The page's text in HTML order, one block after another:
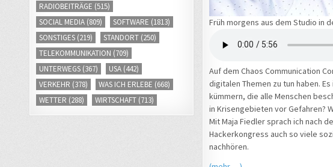
Früh morgens aus dem Studio in
Auf dem Chaos Communication
digitalen Themen zu tun haben.
kümmern, die alle Menschen
in Krisengebieten vor Gefahren?
Mit Maja Fiedler sprach ich nach
Hackerkongress auch so viele
nachhören.
RADIOBEITRÄGE (515)
SOCIAL MEDIA (809) SOFTWARE (1813)
SONSTIGES (219) STANDORT (250)
TELEKOMMUNIKATION (709)
UNTERWEGS (367) USA (442)
VERKEHR (378) WAS ICH ERLEBE (668)
WETTER (288) WIRTSCHAFT (713)